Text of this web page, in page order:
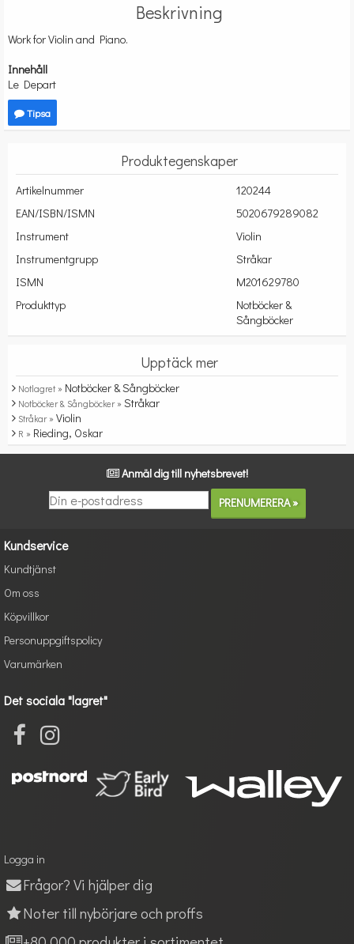
Beskrivning
Work for Violin and Piano.
Innehåll
Le Depart
Tipsa
Produktegenskaper
Artikelnummer
120244
EAN/ISBN/ISMN
5020679289082
Instrument
Violin
Instrumentgrupp
Stråkar
ISMN
M201629780
Produkttyp
Notböcker &
Sångböcker
Upptäck mer
Notlagret » Notböcker & Sångböcker
Notböcker & Sångböcker » Stråkar
Stråkar » Violin
R » Rieding, Oskar
Anmäl dig till nyhetsbrevet!
Kundservice
Kundtjänst
Om oss
Köpvillkor
Personuppgiftspolicy
Varumärken
Det sociala "lagret"
Logga in
Frågor? Vi hjälper dig
Noter till nybörjare och proffs